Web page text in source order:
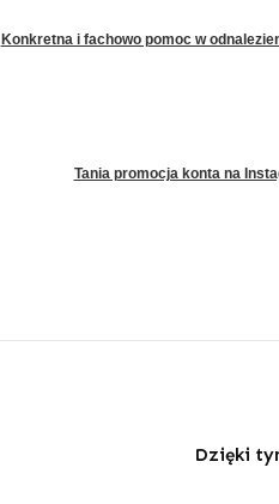
Konkretna i fachowo pomoc w
Tania promocja konta na
Dzięki